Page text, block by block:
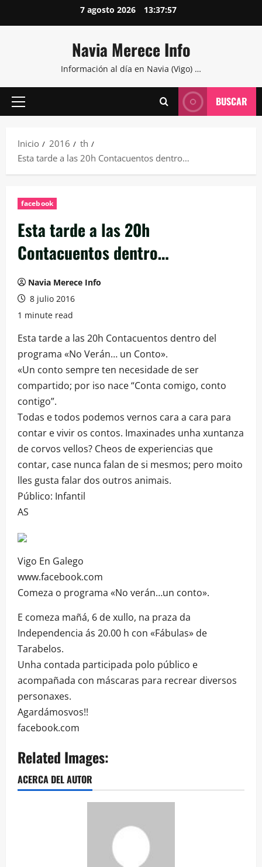
al
7 agosto 2026 13:37:58
Navia Merece Info
Información al día en Navia (Vigo) …
Menú
BUSCAR
Inicio 2016
th
Esta tarde a las 20h Contacuentos dentro…
facebook
Esta tarde a las 20h
Contacuentos dentro…
Navia Merece Info
8 julio 2016
1 minute read
Esta tarde a las 20h Contacuentos dentro del
programa «No Verán… un Conto».
«Un conto sempre ten necesidade de ser
compartido; por iso nace “Conta comigo, conto
contigo”.
Todas e todos podemos vernos cara a cara para
contar e vivir os contos. Imaxinades unha xuntanza
de corvos vellos? Cheos de experiencias que
contar, case nunca falan de si mesmos; pero moito
lles gusta falar dos outros animais.
Público: Infantil
AS
Vigo En Galego
www.facebook.com
Comeza o programa «No verán…un conto».
E comeza mañá, 6 de xullo, na praza da
Independencia ás 20.00 h con «Fábulas» de
Tarabelos.
Unha contada participada polo público e
acompañada con máscaras para recrear diversos
personaxes.
Agardámosvos!!
facebook.com
Related Images:
ACERCA DEL AUTOR